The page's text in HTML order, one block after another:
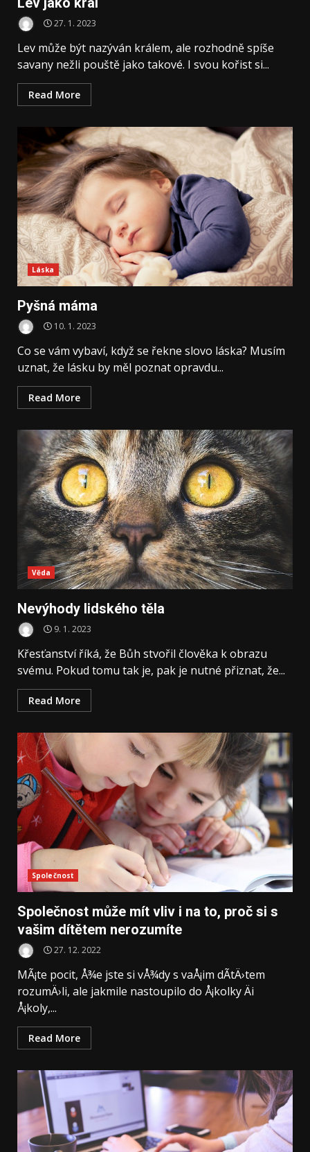
27. 1. 2023
Lev může být nazýván králem, ale rozhodně spíše
savany nežli pouště jako takové. I svou kořist si...
Read More
Láska
Pyšná máma
10. 1. 2023
Co se vám vybaví, když se řekne slovo láska? Musím
uznat, že lásku by měl poznat opravdu...
Read More
Věda
Nevýhody lidského těla
9. 1. 2023
Křesťanství říká, že Bůh stvořil člověka k obrazu
svému. Pokud tomu tak je, pak je nutné přiznat, že...
Read More
Společnost
Společnost může mít vliv i na to, proč si s
vašim dítětem nerozumíte
27. 12. 2022
MÃ¡te pocit, Å¾e jste si vÅ¾dy s vaÅ¡im dÃ­tÄ›tem
rozumÄ›li, ale jakmile nastoupilo do Å¡kolky Äi
Å¡koly,...
Read More